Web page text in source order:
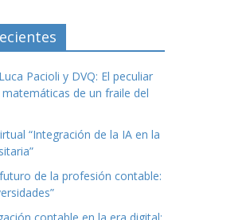
Pacioli y DVQ: El peculiar
de un fraile del
“Integración de la IA en la
de la profesión contable: